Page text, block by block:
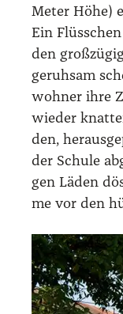
Meter Höhe)
Ein
den
geruh­sam
woh­ner ihre
wie­der
den,
der Schu­le
gen Läden
me vor den